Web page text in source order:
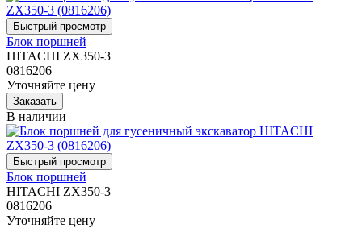
Блок поршней
HITACHI ZX350-3
0816206
Уточняйте цену
В наличии
Блок поршней
HITACHI ZX350-3
0816206
Уточняйте цену